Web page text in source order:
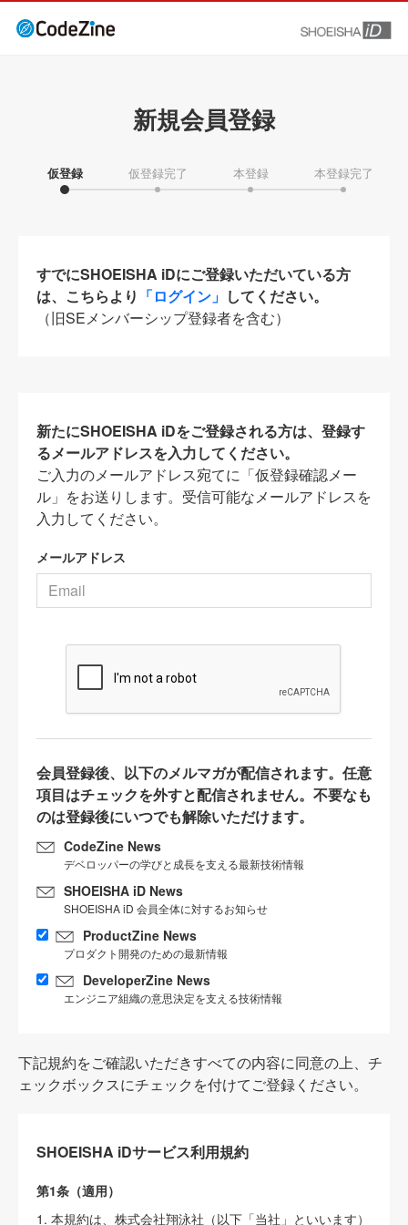
新規会員登録
仮登録 仮登録完了 本登録 本登録完了
すでにSHOEISHA iDにご登録いただいている方
は、こちらより 「ログイン」 してください。
（旧SEメンバーシップ登録者を含む）
新たにSHOEISHA iDをご登録される方は、登録す
るメールアドレスを入力してください。
ご入力のメールアドレス宛てに「仮登録確認メー
ル」をお送りします。受信可能なメールアドレスを
入力してください。
メールアドレス
会員登録後、以下のメルマガが配信されます。任意
項目はチェックを外すと配信されません。不要なも
のは登録後にいつでも解除いただけます。
CodeZine News
デベロッパーの学びと成長を支える最新技術情報
SHOEISHA iD News
SHOEISHA iD 会員全体に対するお知らせ
ProductZine News
プロダクト開発のための最新情報
DeveloperZine News
エンジニア組織の意思決定を支える技術情報
下記規約をご確認いただきすべての内容に同意の上、チ
ェックボックスにチェックを付けてご登録ください。
SHOEISHA iDサービス利用規約
第1条（適用）
1. 本規約は、株式会社翔泳社（以下「当社」といいます）